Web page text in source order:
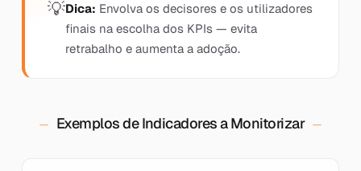
Dica: Envolva os decisores e os utilizadores
finais na escolha dos KPIs — evita
retrabalho e aumenta a adoção.
Exemplos de Indicadores a Monitorizar